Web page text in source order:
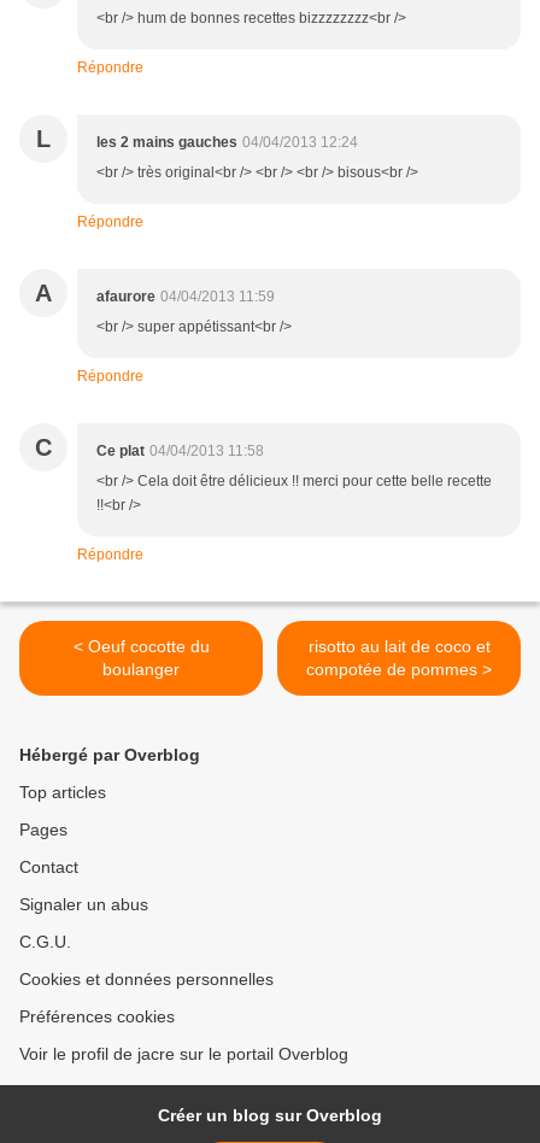
<br /> hum de bonnes recettes bizzzzzzzz<br />
Répondre
L les 2 mains gauches 04/04/2013 12:24
<br /> très original<br /> <br /> <br /> bisous<br />
Répondre
A afaurore 04/04/2013 11:59
<br /> super appétissant<br />
Répondre
C Ce plat 04/04/2013 11:58
<br /> Cela doit être délicieux !! merci pour cette belle recette
!!<br />
Répondre
< Oeuf cocotte du
boulanger
risotto au lait de coco et
compotée de pommes >
Hébergé par Overblog
Top articles
Pages
Contact
Signaler un abus
C.G.U.
Cookies et données personnelles
Préférences cookies
Voir le profil de jacre sur le portail Overblog
Créer un blog sur Overblog